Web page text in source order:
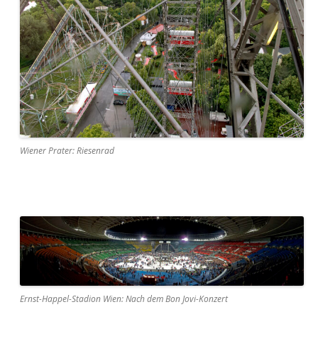
Wiener Prater: Riesenrad
Ernst-Happel-Stadion Wien: Nach dem Bon Jovi-Konzert